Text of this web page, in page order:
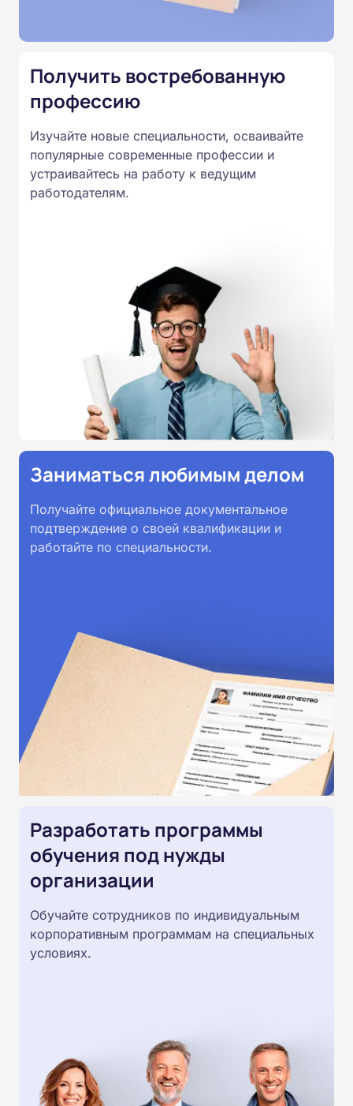
Подготовка ведется по всем
России от 14.07.2023 N 534 в
соответствии с Федеральными
образовательными стандартами
профессионального образования.
Удостоверения и дипломы о
Получить востребованную
профессию
Изучайте новые специальности, осваивайте
популярные современные профессии и
устраивайтесь на работу к ведущим
работодателям.
Заниматься любимым делом
Получайте официальное документальное
подтверждение о своей квалификации и
работайте по специальности.
Разработать программы
обучения под нужды
организации
Обучайте сотрудников по индивидуальным
корпоративным программам на специальных
условиях.